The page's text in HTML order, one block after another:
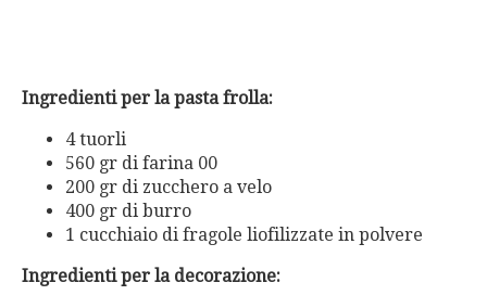
Ingredienti per la pasta frolla:
4 tuorli
560 gr di farina 00
200 gr di zucchero a velo
400 gr di burro
1 cucchiaio di fragole liofilizzate in polvere
Ingredienti per la decorazione: